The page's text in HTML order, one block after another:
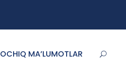
OCHIQ MA’LUMOTLAR